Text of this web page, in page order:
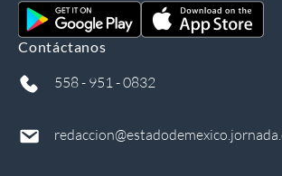
Contáctanos
558 - 951 - 0832